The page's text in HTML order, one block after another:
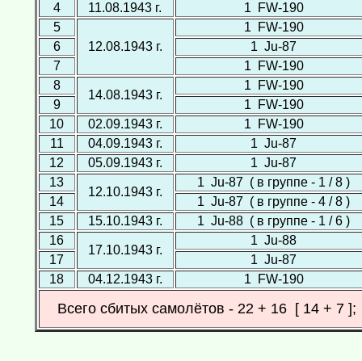
4
11.08.1943 г.
1 FW-190
5
12.08.1943 г.
1 FW-190
6
1 Ju-87
7
1 FW-190
8
14.08.1943 г.
1 FW-190
9
1 FW-190
10
02.09.1943 г.
1 FW-190
11
04.09.1943 г.
1 Ju-87
12
05.09.1943 г.
1 Ju-87
13
12.10.1943 г.
1 Ju-87 ( в группе - 1 / 8 )
14
1 Ju-87 ( в группе - 4 / 8 )
15
15.10.1943 г.
1 Ju-88 ( в группе - 1 / 6 )
16
17.10.1943 г.
1 Ju-88
17
1 Ju-87
18
04.12.1943 г. 1 FW-190
Всего сбитых самолётов - 22 + 16 [ 14 + 7